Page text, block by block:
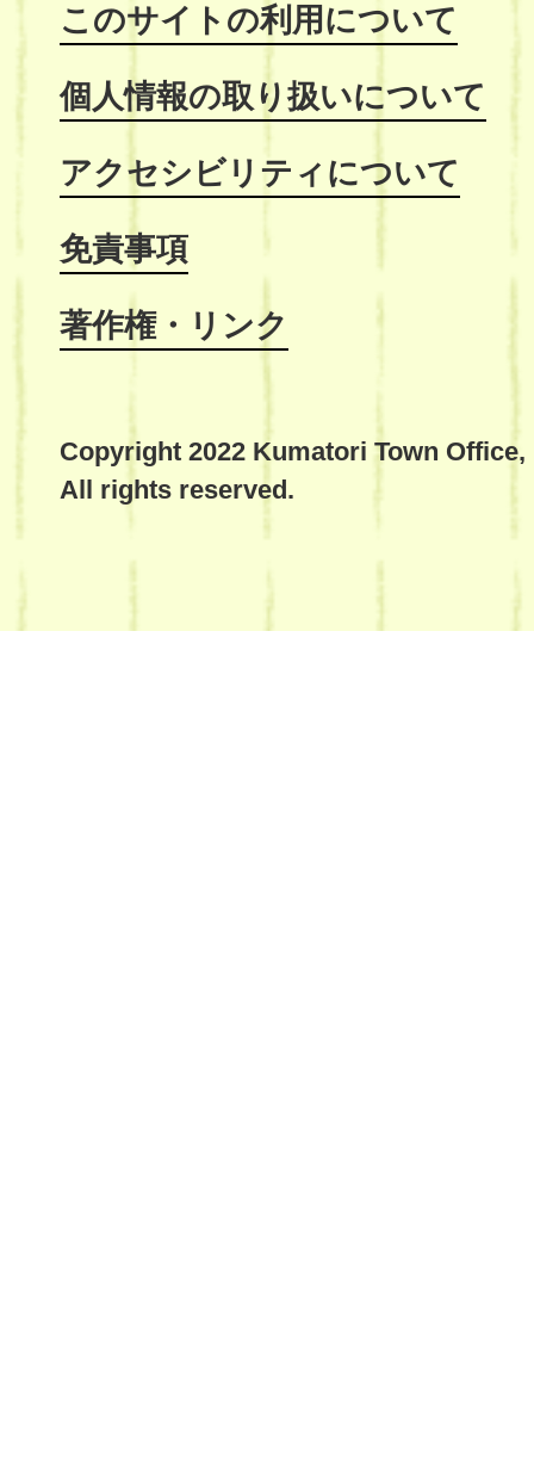
このサイトの利用について
個人情報の取り扱いについて
アクセシビリティについて
免責事項
著作権・リンク
Copyright 2022 Kumatori Town Office,
All rights reserved.